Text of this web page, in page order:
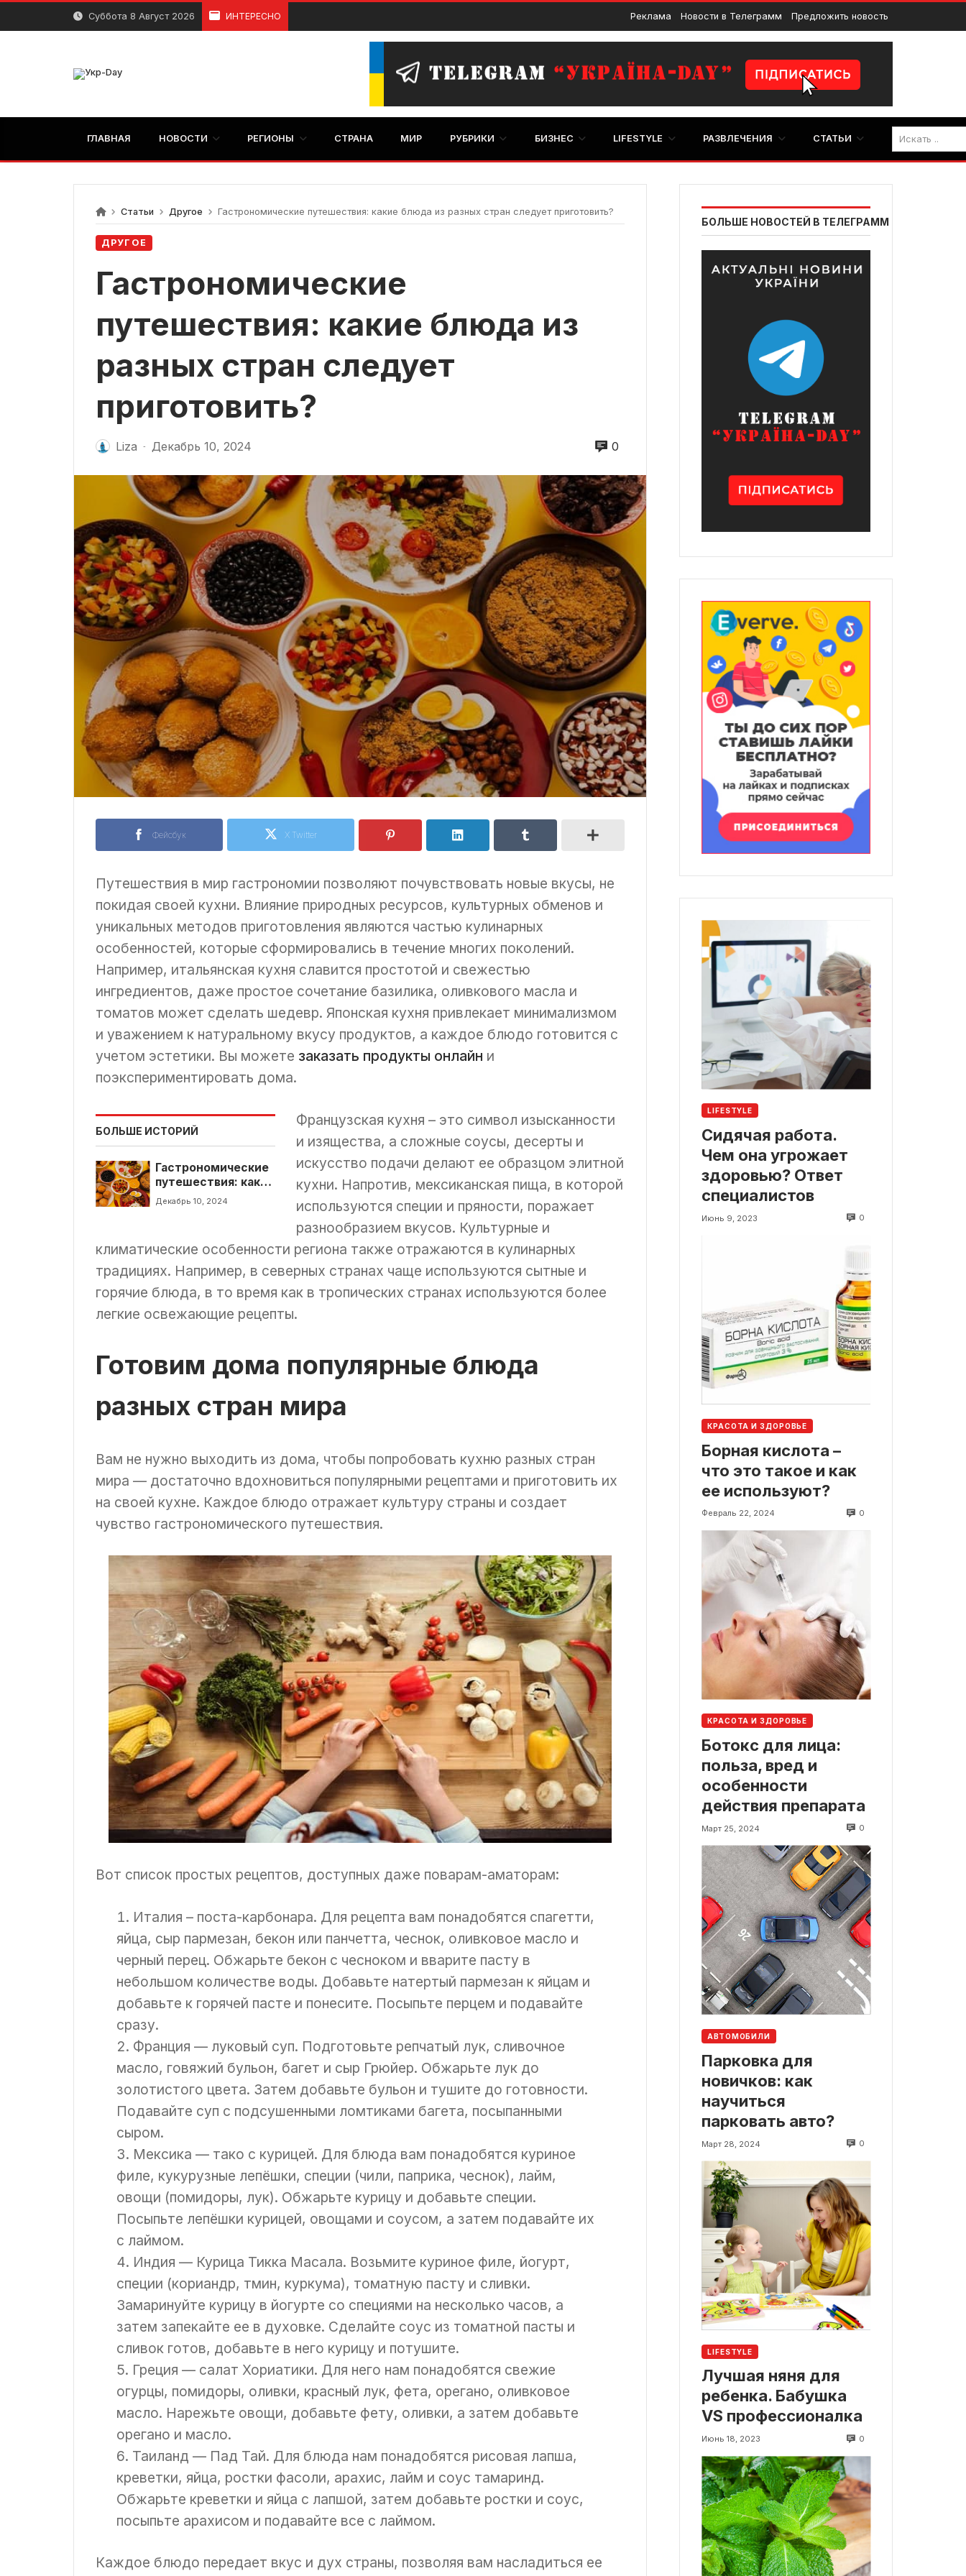
перейти
содержанию
Суббота 8 Август 2026 ИНТЕРЕСНО Реклама Новости в Телеграмм Предложить новость
ГЛАВНАЯ НОВОСТИ РЕГИОНЫ СТРАНА МИР РУБРИКИ БИЗНЕС LIFESTYLE РАЗВЛЕЧЕНИЯ СТАТЬИ
Статьи Другое Гастрономические путешествия: какие блюда из разных стран следует приготовить?
ДРУГОЕ
Гастрономические
путешествия: какие блюда из
разных стран следует
приготовить?
Liza - Декабрь 10, 2024 0
Фейсбук X Twitter
Путешествия в мир гастрономии позволяют почувствовать новые вкусы, не
покидая своей кухни. Влияние природных ресурсов, культурных обменов и
уникальных методов приготовления являются частью кулинарных
особенностей, которые сформировались в течение многих поколений.
Например, итальянская кухня славится простотой и свежестью
ингредиентов, даже простое сочетание базилика, оливкового масла и
томатов может сделать шедевр. Японская кухня привлекает минимализмом
и уважением к натуральному вкусу продуктов, а каждое блюдо готовится с
учетом эстетики. Вы можете заказать продукты онлайн и
поэкспериментировать дома.
БОЛЬШЕ ИСТОРИЙ
Гастрономические
путешествия: какие
блюда из разных
Декабрь 10, 2024
Французская кухня – это символ изысканности
и изящества, а сложные соусы, десерты и
искусство подачи делают ее образцом элитной
кухни. Напротив, мексиканская пища, в которой
используются специи и пряности, поражает
разнообразием вкусов. Культурные и
климатические особенности региона также отражаются в кулинарных
традициях. Например, в северных странах чаще используются сытные и
горячие блюда, в то время как в тропических странах используются более
легкие освежающие рецепты.
Готовим дома популярные блюда
разных стран мира
Вам не нужно выходить из дома, чтобы попробовать кухню разных стран
мира — достаточно вдохновиться популярными рецептами и приготовить их
на своей кухне. Каждое блюдо отражает культуру страны и создает
чувство гастрономического путешествия.
Вот список простых рецептов, доступных даже поварам-аматорам:
Италия – поста-карбонара. Для рецепта вам понадобятся спагетти,
яйца, сыр пармезан, бекон или панчетта, чеснок, оливковое масло и
черный перец. Обжарьте бекон с чесноком и вварите пасту в
небольшом количестве воды. Добавьте натертый пармезан к яйцам и
добавьте к горячей пасте и понесите. Посыпьте перцем и подавайте
сразу.
Франция — луковый суп. Подготовьте репчатый лук, сливочное
масло, говяжий бульон, багет и сыр Грюйер. Обжарьте лук до
золотистого цвета. Затем добавьте бульон и тушите до готовности.
Подавайте суп с подсушенными ломтиками багета, посыпанными
сыром.
Мексика — тако с курицей. Для блюда вам понадобятся куриное
филе, кукурузные лепёшки, специи (чили, паприка, чеснок), лайм,
овощи (помидоры, лук). Обжарьте курицу и добавьте специи.
Посыпьте лепёшки курицей, овощами и соусом, а затем подавайте их
с лаймом.
Индия — Курица Тикка Масала. Возьмите куриное филе, йогурт,
специи (кориандр, тмин, куркума), томатную пасту и сливки.
Замаринуйте курицу в йогурте со специями на несколько часов, а
затем запекайте ее в духовке. Сделайте соус из томатной пасты и
сливок готов, добавьте в него курицу и потушите.
Греция — салат Хориатики. Для него нам понадобятся свежие
огурцы, помидоры, оливки, красный лук, фета, орегано, оливковое
масло. Нарежьте овощи, добавьте фету, оливки, а затем добавьте
орегано и масло.
Таиланд — Пад Тай. Для блюда нам понадобятся рисовая лапша,
креветки, яйца, ростки фасоли, арахис, лайм и соус тамаринд.
Обжарьте креветки и яйца с лапшой, затем добавьте ростки и соус,
посыпьте арахисом и подавайте все с лаймом.
Каждое блюдо передает вкус и дух страны, позволяя вам насладиться ее
БОЛЬШЕ НОВОСТЕЙ В ТЕЛЕГРАММ
LIFESTYLE
Сидячая работа.
Чем она угрожает
здоровью? Ответ
специалистов
Июнь 9, 2023 0
КРАСОТА И ЗДОРОВЬЕ
Борная кислота –
что это такое и как
ее используют?
Февраль 22, 2024 0
КРАСОТА И ЗДОРОВЬЕ
Ботокс для лица:
польза, вред и
особенности
действия препарата
Март 25, 2024 0
АВТОМОБИЛИ
Парковка для
новичков: как
научиться
парковать авто?
Март 28, 2024 0
LIFESTYLE
Лучшая няня для
ребенка. Бабушка
VS профессионалка
Июнь 18, 2023 0